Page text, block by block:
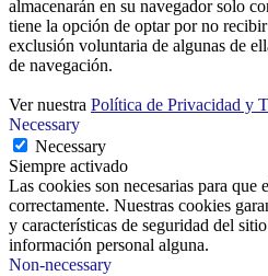
almacenarán en su navegador solo
tiene la opción de optar por no
exclusión voluntaria de algunas de
de navegación.
Ver nuestra Política de Privacidad y
Necessary
Necessary
Siempre activado
Las cookies son necesarias para
correctamente. Nuestras cookies
y características de seguridad del
información personal alguna.
Non-necessary